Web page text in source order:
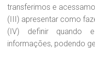
transferimos e
(III) apresentar como
(IV) definir quando
informações, podendo